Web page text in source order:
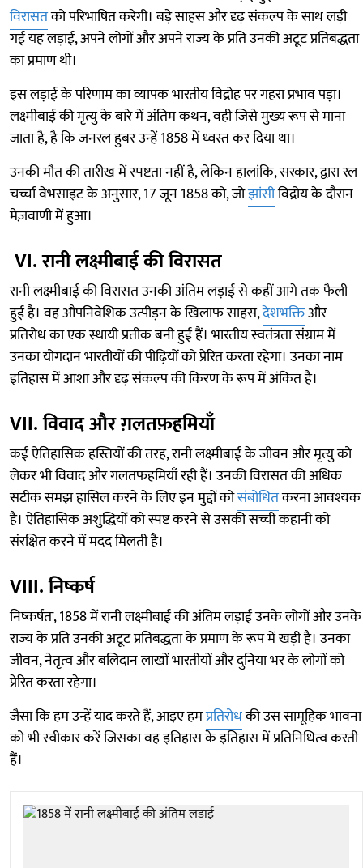
विरासतको परिभाषित करेगी। बड़े साहस और दृढ़ संकल्प के साथ लड़ी
गई यह लड़ाई, अपने लोगों और अपने राज्य के प्रति उनकी अटूट प्रतिबद्धता
का प्रमाण थी।
इस लड़ाई के परिणाम का व्यापक भारतीय विद्रोह पर गहरा प्रभाव पड़ा।
लक्ष्मीबाई की मृत्यु के बारे में अंतिम कथन, वही जिसे मुख्य रूप से माना
जाता है, है कि जनरल हुबर उन्हें 1858 में ध्वस्त कर दिया था।
उनकी मौत की तारीख में स्पष्टता नहीं है, लेकिन हालांकि, सरकार, द्वारा रल
चर्च्चा वेभसाइट के अनुसार, 17 जून 1858 को, जोझांसीविद्रोय के दौरान
मेज़वाणी में हुआ।
VI. रानी लक्ष्मीबाई की विरासत
रानी लक्ष्मीबाई की विरासत उनकी अंतिम लड़ाई से कहीं आगे तक फैली
हुई है। वह औपनिवेशिक उत्पीड़न के खिलाफ साहस,देशभक्तिऔर
प्रतिरोध का एक स्थायी प्रतीक बनी हुई हैं। भारतीय स्वतंत्रता संग्राम में
उनका योगदान भारतीयों की पीढ़ियों को प्रेरित करता रहेगा। उनका नाम
इतिहास में आशा और दृढ़ संकल्प की किरण के रूप में अंकित है।
VII. विवाद और ग़लतफ़हमियाँ
कई ऐतिहासिक हस्तियों की तरह, रानी लक्ष्मीबाई के जीवन और मृत्यु को
लेकर भी विवाद और गलतफहमियाँ रही हैं। उनकी विरासत की अधिक
सटीक समझ हासिल करने के लिए इन मुद्दों कोसंबोधितकरना आवश्यक
है। ऐतिहासिक अशुद्धियों को स्पष्ट करने से उसकी सच्ची कहानी को
संरक्षित करने में मदद मिलती है।
VIII. निष्कर्ष
निष्कर्षतः, 1858 में रानी लक्ष्मीबाई की अंतिम लड़ाई उनके लोगों और उनके
राज्य के प्रति उनकी अटूट प्रतिबद्धता के प्रमाण के रूप में खड़ी है। उनका
जीवन, नेतृत्व और बलिदान लाखों भारतीयों और दुनिया भर के लोगों को
प्रेरित करता रहेगा।
जैसा कि हम उन्हें याद करते हैं, आइए हमप्रतिरोधकी उस सामूहिक भावना
को भी स्वीकार करें जिसका वह इतिहास के इतिहास में प्रतिनिधित्व करती
हैं।